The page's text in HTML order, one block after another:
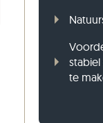
te